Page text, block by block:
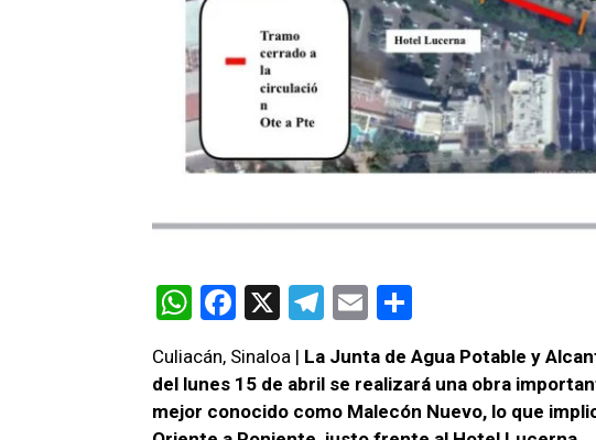
W
at
s
F
ce
b
X
T
e
gr
E
ail m
p
Culiacán, Sinaloa | La Junta de Agua Potable y
del lunes 15 de abril se realizará una obra
mejor conocido como Malecón Nuevo, lo que